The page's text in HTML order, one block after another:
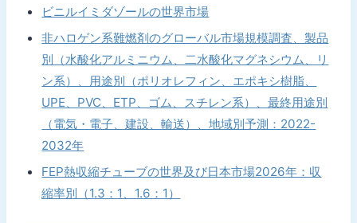
ビニルイミダゾールの世界市場
非ハロゲン系難燃剤のグローバル市場規模調査、製品
別（水酸化アルミニウム、二水酸化マグネシウム、リ
ン系）、用途別（ポリオレフィン、エポキシ樹脂、
UPE、PVC、ETP、ゴム、スチレン系）、最終用途別
（電気・電子、建設、輸送）、地域別予測：2022-
2032年
FEP熱収縮チューブの世界及び日本市場2026年：収
縮率別（1.3：1、1.6：1）